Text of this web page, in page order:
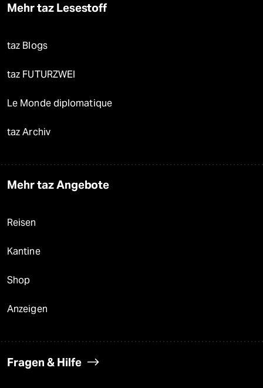
Mehr taz Lesestoff
taz Blogs
taz FUTURZWEI
Le Monde diplomatique
taz Archiv
Mehr taz Angebote
Reisen
Kantine
Shop
Anzeigen
Fragen & Hilfe